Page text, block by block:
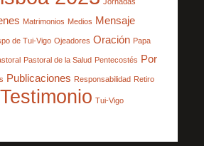
Matrimonios Medios Mensaje
de Tui-Vigo Ojeadores Oración Papa
Pastoral de la Salud Pentecostés Por
Publicaciones Responsabilidad Retiro
Testimonio Tui-Vigo